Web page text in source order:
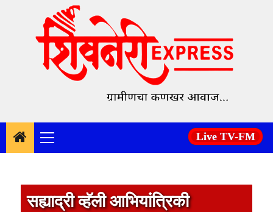
content
Primary
Menu
Live TV-FM
सह्याद्री व्हॅली आभियांत्रिकी